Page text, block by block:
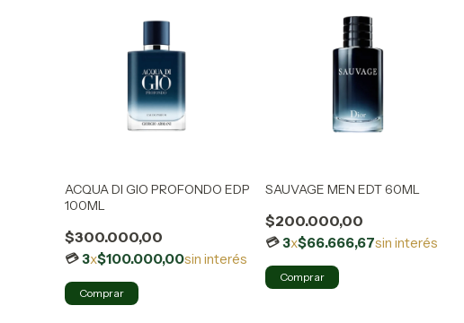
ACQUA DI GIO PROFONDO EDP
100ML
$300.000,00
3x$100.000,00sin interés
SAUVAGE MEN EDT 60ML
$200.000,00
3x$66.666,67sin interés